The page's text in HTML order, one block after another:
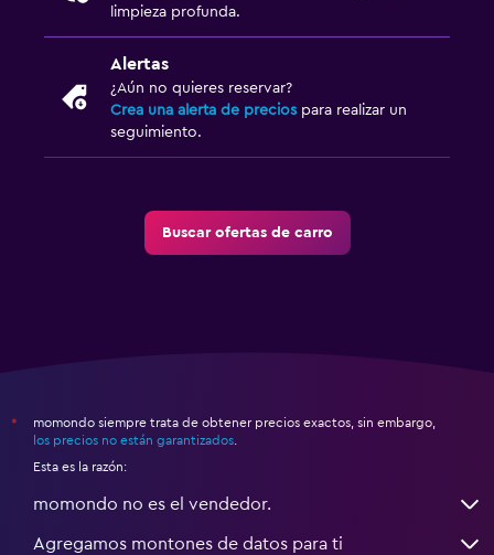
limpieza profunda.
Alertas
¿Aún no quieres reservar?
Crea una alerta de precios para realizar un
seguimiento.
Buscar ofertas de carro
*
momondo siempre trata de obtener precios exactos, sin embargo,
los precios no están garantizados.
Esta es la razón:
momondo no es el vendedor.
Agregamos montones de datos para ti